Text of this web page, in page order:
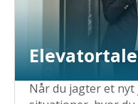
Når du jagter et